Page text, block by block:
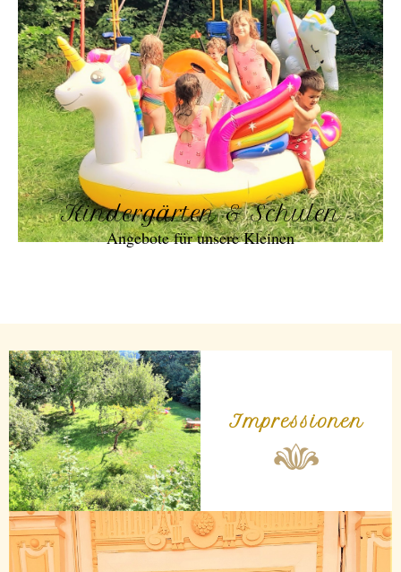
Kindergärten & Schulen
Angebote für unsere Kleinen
Impressionen